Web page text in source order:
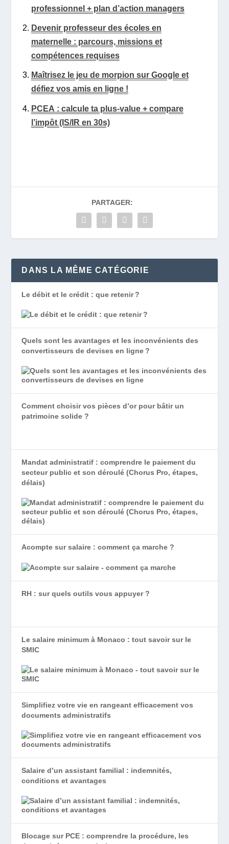
professionnel + plan d’action managers
Devenir professeur des écoles en
maternelle : parcours, missions et
compétences requises
Maîtrisez le jeu de morpion sur Google et
défiez vos amis en ligne !
PCEA : calcule ta plus-value + compare
l’impôt (IS/IR en 30s)
PARTAGER:
DANS LA MÊME CATÉGORIE
Le débit et le crédit : que retenir ?
Quels sont les avantages et les inconvénients des
convertisseurs de devises en ligne ?
Comment choisir vos pièces d’or pour bâtir un
patrimoine solide ?
Mandat administratif : comprendre le paiement du
secteur public et son déroulé (Chorus Pro, étapes,
délais)
Acompte sur salaire : comment ça marche ?
RH : sur quels outils vous appuyer ?
Le salaire minimum à Monaco : tout savoir sur le
SMIC
Simplifiez votre vie en rangeant efficacement vos
documents administratifs
Salaire d’un assistant familial : indemnités,
conditions et avantages
Blocage sur PCE : comprendre la procédure, les